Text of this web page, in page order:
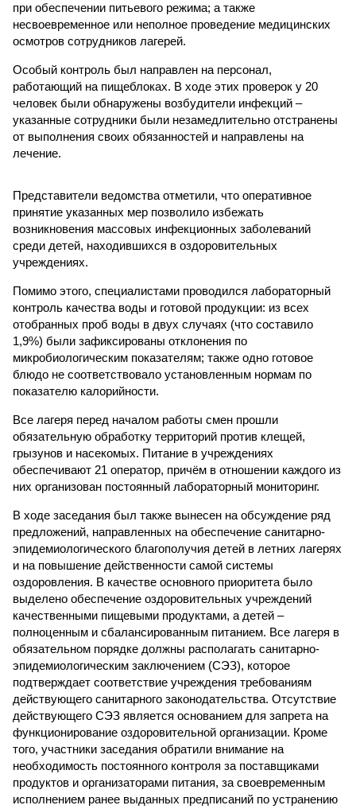
при обеспечении питьевого режима; а также
несвоевременное или неполное проведение медицинских
осмотров сотрудников лагерей.
Особый контроль был направлен на персонал,
работающий на пищеблоках. В ходе этих проверок у 20
человек были обнаружены возбудители инфекций –
указанные сотрудники были незамедлительно отстранены
от выполнения своих обязанностей и направлены на
лечение.
Представители ведомства отметили, что оперативное
принятие указанных мер позволило избежать
возникновения массовых инфекционных заболеваний
среди детей, находившихся в оздоровительных
учреждениях.
Помимо этого, специалистами проводился лабораторный
контроль качества воды и готовой продукции: из всех
отобранных проб воды в двух случаях (что составило
1,9%) были зафиксированы отклонения по
микробиологическим показателям; также одно готовое
блюдо не соответствовало установленным нормам по
показателю калорийности.
Все лагеря перед началом работы смен прошли
обязательную обработку территорий против клещей,
грызунов и насекомых. Питание в учреждениях
обеспечивают 21 оператор, причём в отношении каждого из
них организован постоянный лабораторный мониторинг.
В ходе заседания был также вынесен на обсуждение ряд
предложений, направленных на обеспечение санитарно-
эпидемиологического благополучия детей в летних лагерях
и на повышение действенности самой системы
оздоровления. В качестве основного приоритета было
выделено обеспечение оздоровительных учреждений
качественными пищевыми продуктами, а детей –
полноценным и сбалансированным питанием. Все лагеря в
обязательном порядке должны располагать санитарно-
эпидемиологическим заключением (СЭЗ), которое
подтверждает соответствие учреждения требованиям
действующего санитарного законодательства. Отсутствие
действующего СЭЗ является основанием для запрета на
функционирование оздоровительной организации. Кроме
того, участники заседания обратили внимание на
необходимость постоянного контроля за поставщиками
продуктов и организаторами питания, за своевременным
исполнением ранее выданных предписаний по устранению